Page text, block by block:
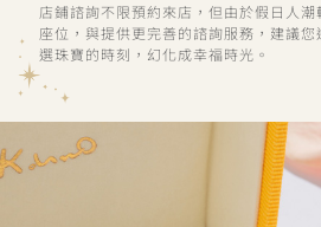
店鋪諮詢不限預約來店，但由於假日人
座位，與提供更完善的諮詢服務，建議
選珠寶的時刻，幻化成幸福時光。